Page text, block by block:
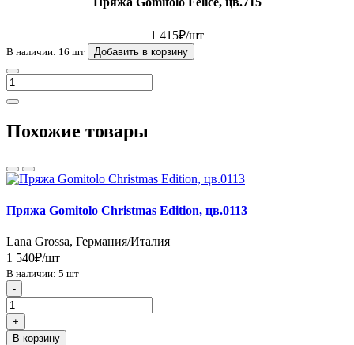
1 415₽/шт
В наличии: 16 шт Добавить в корзину
Похожие товары
Пряжа Gomitolo Christmas Edition, цв.0113
Lana Grossa, Германия/Италия
1 540₽/шт
В наличии: 5 шт
-
+
В корзину